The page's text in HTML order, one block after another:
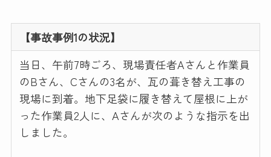
【事故事例1の状況】
当日、午前7時ごろ、現場責任者Aさんと作業員
のBさん、Cさんの3名が、瓦の葺き替え工事の
現場に到着。地下足袋に履き替えて屋根に上が
った作業員2人に、Aさんが次のような指示を出
しました。